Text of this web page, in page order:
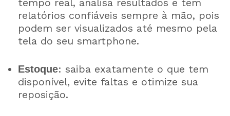
tempo real, analisa resultados e tem
relatórios confiáveis sempre à mão, pois
podem ser visualizados até mesmo pela
tela do seu smartphone.
Estoque: saiba exatamente o que tem
disponível, evite faltas e otimize sua
reposição.